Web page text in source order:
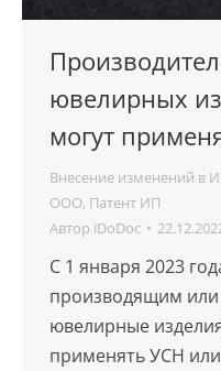
ювелирных
могут
Внесение изменений в
ООО, Патент ИП
Автор iDoDoc
С 1 января 2023
производящим
ювелирные
применять УСН